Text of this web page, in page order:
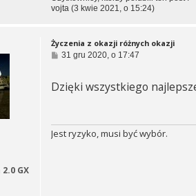
vojta(3 kwie 2021, o 15:24)
GX
Życzenia z okazji różnych okazji
P
t
31 gru 2020, o 17:47
Dzięki wszystkiego
Jest ryzyko, musi być wybór.